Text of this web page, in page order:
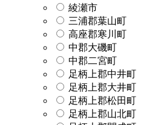
綾瀬市
三浦郡葉山町
高座郡寒川町
中郡大磯町
中郡二宮町
足柄上郡中井町
足柄上郡大井町
足柄上郡松田町
足柄上郡山北町